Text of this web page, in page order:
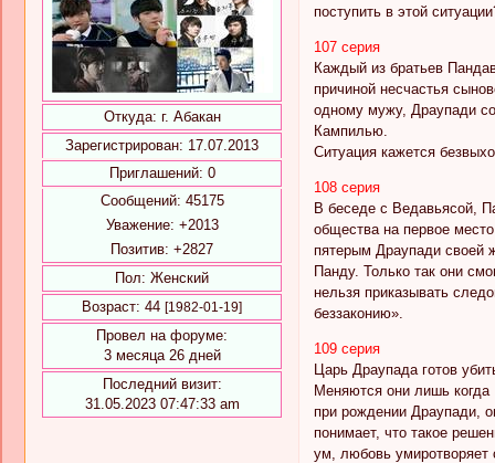
Откуда: г. Абакан
Зарегистрирован: 17.07.2013
Приглашений: 0
Сообщений: 45175
Уважение: +2013
Позитив: +2827
Пол: Женский
Возраст: 44 [1982-01-19]
Провел на форуме:
3 месяца 26 дней
Последний визит:
31.05.2023 07:47:33 am
поступить в этой
107 серия
Каждый из братьев
причиной несчастья
одному мужу, Драупади
Кампилью.
Ситуация кажется
108 серия
В беседе с Ведавьясой,
общества на первое
пятерым Драупади своей
Панду. Только так они
нельзя приказывать
беззаконию».
109 серия
Царь Драупада готов
Меняются они лишь
при рождении Драупади,
понимает, что такое
ум, любовь умиротворяет